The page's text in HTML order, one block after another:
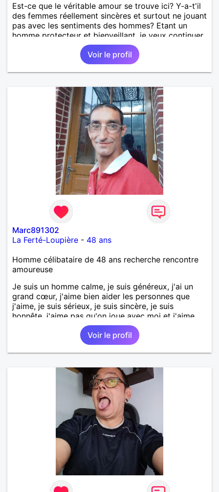
Est-ce que le véritable amour se trouve ici? Y-a-t'il
des femmes réellement sincères et surtout ne jouant
pas avec les sentiments des hommes? Etant un
homme protecteur et bienveillant, je veux continuer
d'y croire et pouvoir enfin former la petite famille
que je désir temps. Faux profil, profiteuse et autres
joyeuseté passer votre chemin, vous ne
m'intéressez pas du tout!
Voir le profil
Marc891302
La Ferté-Loupière - 48 ans
Homme célibataire de 48 ans recherche rencontre
amoureuse
Je suis un homme calme, je suis généreux, j'ai un
grand cœur, j'aime bien aider les personnes que
j'aime, je suis sérieux, je suis sincère, je suis
honnête, j'aime pas qu'on joue avec moi et j'aime
pas les mensonges. Je cherche une relation
amoureuse et sérieuse.Voir le profil